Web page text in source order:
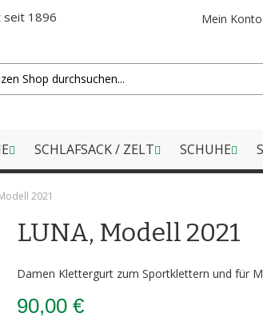
Mein Konto
1896
SCHLAFSACK / ZELT SCHUHE
2021
LUNA, Modell 2021
Damen Klettergurt zum Sportklettern und für
90,00 €